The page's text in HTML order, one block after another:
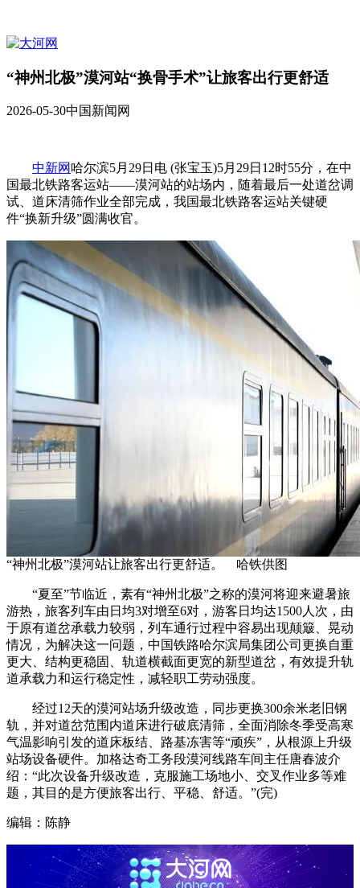
“神州北极”漠河站“换骨手术”让旅客出行更舒适
2026-05-30中国新闻网
中新网 哈尔滨5月29日电 (张宝玉)5月29日12时55分，在中
国最北铁路客运站——漠河站的站场内，随着最后一处道岔调
试、道床清筛作业全部完成，我国最北铁路客运站关键硬
件“换新升级”圆满收官。
“神州北极”漠河站让旅客出行更舒适。 哈铁供图
“夏至”节临近，素有“神州北极”之称的漠河将迎来避暑旅
游热，旅客列车由日均3对增至6对，游客日均达1500人次，由
于原有道岔承载力较弱，列车通行过程中容易出现颠簸、晃动
情况，为解决这一问题，中国铁路哈尔滨局集团公司更换自重
更大、结构更稳固、轨道横截面更宽的新型道岔，有效提升轨
道承载力和运行稳定性，减轻职工劳动强度。
经过12天的漠河站场升级改造，同步更换300余米老旧钢
轨，并对道岔范围内道床进行破底清筛，全面消除冬季受高寒
气温影响引发的道床板结、路基冻害等“顽疾”，从根源上升级
站场设备硬件。加格达奇工务段漠河线路车间主任唐春波介
绍：“此次设备升级改造，克服施工场地小、交叉作业多等难
题，其目的是方便旅客出行、平稳、舒适。”(完)
编辑：陈静